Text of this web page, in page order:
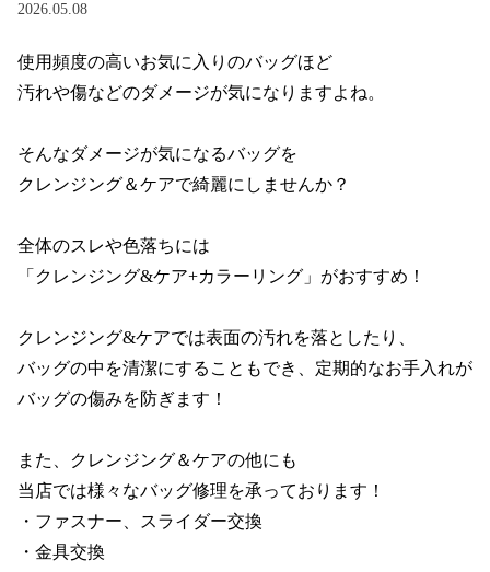
2026.05.08
使用頻度の高いお気に入りのバッグほど
汚れや傷などのダメージが気になりますよね。
そんなダメージが気になるバッグを
クレンジング＆ケアで綺麗にしませんか？
全体のスレや色落ちには
「クレンジング&ケア+カラーリング」がおすすめ！
クレンジング&ケアでは表面の汚れを落としたり、
バッグの中を清潔にすることもでき、定期的なお手入れが
バッグの傷みを防ぎます！
また、クレンジング＆ケアの他にも
当店では様々なバッグ修理を承っております！
・ファスナー、スライダー交換
・金具交換